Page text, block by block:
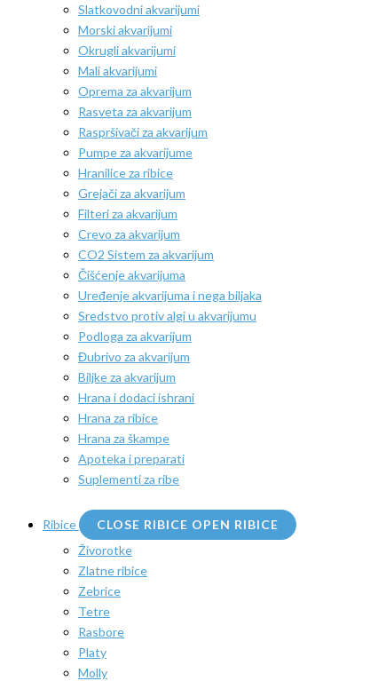
Slatkovodni akvarijumi
Morski akvarijumi
Okrugli akvarijumi
Mali akvarijumi
Oprema za akvarijum
Rasveta za akvarijum
Raspršivači za akvarijum
Pumpe za akvarijume
Hranilice za ribice
Grejači za akvarijum
Filteri za akvarijum
Crevo za akvarijum
CO2 Sistem za akvarijum
Čišćenje akvarijuma
Uređenje akvarijuma i nega biljaka
Sredstvo protiv algi u akvarijumu
Podloga za akvarijum
Đubrivo za akvarijum
Biljke za akvarijum
Hrana i dodaci ishrani
Hrana za ribice
Hrana za škampe
Apoteka i preparati
Suplementi za ribe
Ribice CLOSE RIBICE OPEN RIBICE
Živorotke
Zlatne ribice
Zebrice
Tetre
Rasbore
Platy
Molly